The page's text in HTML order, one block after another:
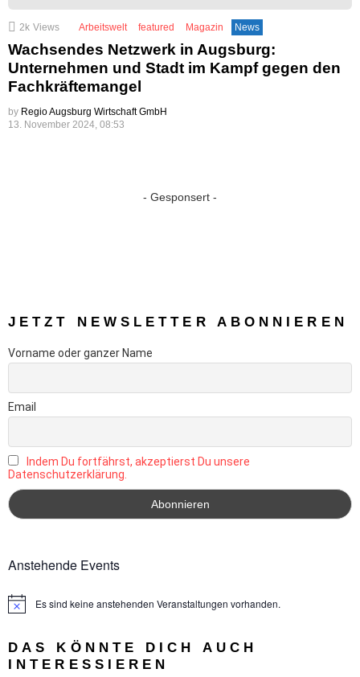
2k Views Arbeitswelt featured Magazin News
Wachsendes Netzwerk in Augsburg:
Unternehmen und Stadt im Kampf gegen den
Fachkräftemangel
by Regio Augsburg Wirtschaft GmbH
13. November 2024, 08:53
- Gesponsert -
JETZT NEWSLETTER ABONNIEREN
Vorname oder ganzer Name
Email
Indem Du fortfährst, akzeptierst Du unsere
Datenschutzerklärung.
Anstehende Events
HinweisEs sind keine anstehenden Veranstaltungen vorhanden.
DAS KÖNNTE DICH AUCH
INTERESSIEREN